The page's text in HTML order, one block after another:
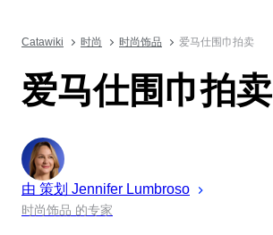
Catawiki 时尚 时尚饰品 爱马仕围巾拍卖
爱马仕围巾拍卖
由 策划 Jennifer Lumbroso
时尚饰品 的专家